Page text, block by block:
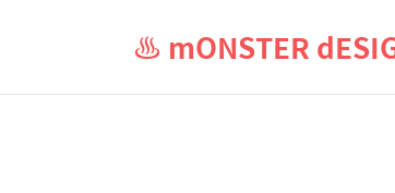
♨ mONSTER